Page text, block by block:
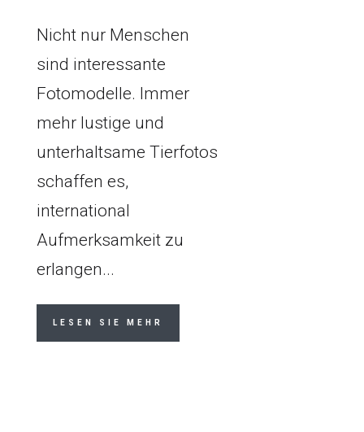
Nicht nur Menschen
sind interessante
Fotomodelle. Immer
mehr lustige und
unterhaltsame Tierfotos
schaffen es,
international
Aufmerksamkeit zu
erlangen...
LESEN SIE MEHR